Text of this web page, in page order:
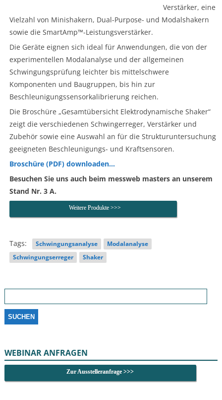
Verstärker, eine
Vielzahl von Minishakern, Dual-Purpose- und Modalshakern
sowie die SmartAmp™-Leistungsverstärker.
Die Geräte eignen sich ideal für Anwendungen, die von der
experimentellen Modalanalyse und der allgemeinen
Schwingungsprüfung leichter bis mittelschwere
Komponenten und Baugruppen, bis hin zur
Beschleunigungssensorkalibrierung reichen.
Die Broschüre „Gesamtübersicht Elektrodynamische Shaker“
zeigt die verschiedenen Schwingerreger, Verstärker und
Zubehör sowie eine Auswahl an für die Strukturuntersuchung
geeigneten Beschleunigungs- und Kraftsensoren.
Broschüre (PDF) downloaden…
Besuchen Sie uns auch beim messweb masters an unserem
Stand Nr. 3 A.
Weitere Produkte >>>
Tags: Schwingungsanalyse
Modalanalyse
Schwingungserreger
Shaker
Suchen
WEBINAR ANFRAGEN
Zur Ausstelleranfrage >>>